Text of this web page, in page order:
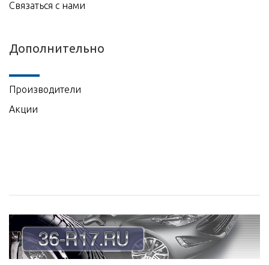
Связаться с нами
Дополнительно
Производители
Акции